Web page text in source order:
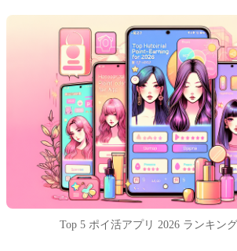
Top 5 ポイ活アプリ 2026 ランキン